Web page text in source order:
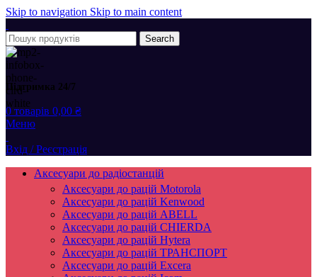
Skip to navigation Skip to main content
Search
Підтримка 24/7
0 товарів 0,00 ₴
Меню
Вхід / Реєстрація
Аксесуари до радіостанцій
Аксесуари до рацій Motorola
Аксесуари до рацій Kenwood
Аксесуари до рацій ABELL
Аксесуари до рацій CHIERDA
Аксесуари до рацій Hytera
Аксесуари до рацій ТРАНСПОРТ
Аксесуари до рацій Excera